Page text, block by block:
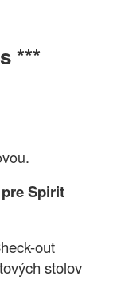
***
Spirit
out
stolov